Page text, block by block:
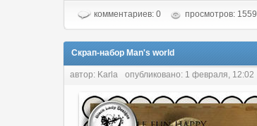
комментариев: 0 просмотров: 1559
Скрап-набор Man's world
автор: Karla опубликовано: 1 февраля, 12:02